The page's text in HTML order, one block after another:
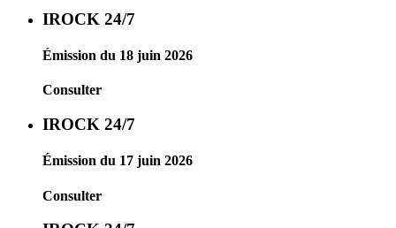
IROCK 24/7
Émission du 18 juin 2026
Consulter
IROCK 24/7
Émission du 17 juin 2026
Consulter